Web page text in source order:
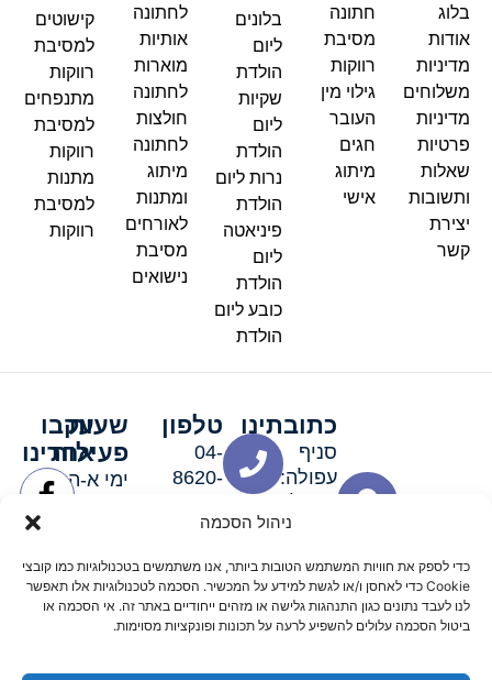
ניהול הסכמה
כדי לספק את חוויות המשתמש הטובות ביותר, אנו משתמשים בטכנולוגיות כמו קובצי
Cookie כדי לאחסן ו/או לגשת למידע על המכשיר. הסכמה לטכנולוגיות אלו תאפשר
לנו לעבד נתונים כגון התנהגות גלישה או מזהים ייחודיים באתר זה. אי הסכמה או
ביטול הסכמה עלולים להשפיע לרעה על תכונות ופונקציות מסוימות.
בלוג
אודות
מדיניות
משלוחים
מדיניות
פרטיות
שאלות
ותשובות
יצירת
קשר
חתונה
מסיבת
רווקות
גילוי מין
העובר
חגים
מיתוג
אישי
בלונים
ליום
הולדת
שקיות
ליום
הולדת
נרות ליום
הולדת
פיניאטה
ליום
הולדת
כובע ליום
הולדת
לחתונה
אותיות
מוארות
לחתונה
חולצות
לחתונה
מיתוג
ומתנות
לאורחים
מסיבת
נישואים
קישוטים
למסיבת
רווקות
מתנפחים
למסיבת
רווקות
מתנות
למסיבת
רווקות
כתובתינו
סניף
עפולה:
סניף מגדל
האלה 19
טלפון
04-
8620-
שעות
פעילות
ימי א-ה:
ימי שישי
וערבי חג:
8:30-
15:00
עקבו
אחרינו